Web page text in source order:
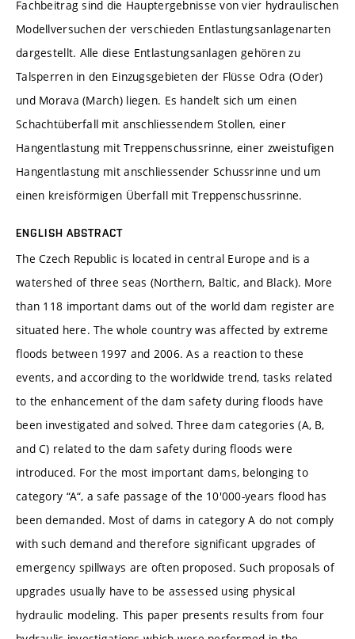
Fachbeitrag sind die Hauptergebnisse von vier hydraulischen
Modellversuchen der verschieden Entlastungsanlagenarten
dargestellt. Alle diese Entlastungsanlagen gehören zu
Talsperren in den Einzugsgebieten der Flüsse Odra (Oder)
und Morava (March) liegen. Es handelt sich um einen
Schachtüberfall mit anschliessendem Stollen, einer
Hangentlastung mit Treppenschussrinne, einer zweistufigen
Hangentlastung mit anschliessender Schussrinne und um
einen kreisförmigen Überfall mit Treppenschussrinne.
ENGLISH ABSTRACT
The Czech Republic is located in central Europe and is a
watershed of three seas (Northern, Baltic, and Black). More
than 118 important dams out of the world dam register are
situated here. The whole country was affected by extreme
floods between 1997 and 2006. As a reaction to these
events, and according to the worldwide trend, tasks related
to the enhancement of the dam safety during floods have
been investigated and solved. Three dam categories (A, B,
and C) related to the dam safety during floods were
introduced. For the most important dams, belonging to
category “A“, a safe passage of the 10'000-years flood has
been demanded. Most of dams in category A do not comply
with such demand and therefore significant upgrades of
emergency spillways are often proposed. Such proposals of
upgrades usually have to be assessed using physical
hydraulic modeling. This paper presents results from four